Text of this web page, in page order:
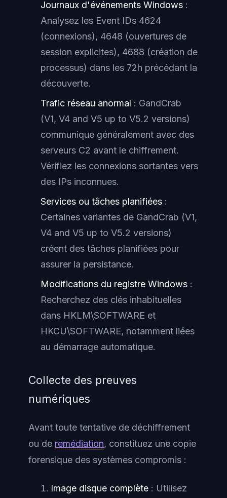
Journaux d'événements Windows :
Analysez les Event IDs 4624
(connexions), 4648 (ouvertures de
session explicites), 4688 (création de
processus) dans les 72h précédant la
découverte.
Trafic réseau anormal : GandCrab
(V1, V4 and V5 up to V5.2 versions)
communique généralement avec des
serveurs C2 avant le chiffrement.
Vérifiez les connexions sortantes vers
des IPs inconnues.
Services ou tâches planifiées :
Certaines variantes de GandCrab (V1,
V4 and V5 up to V5.2 versions)
créent des tâches planifiées pour
assurer la persistance.
Modifications du registre Windows :
Recherchez des clés inhabituelles
dans HKLM\SOFTWARE et
HKCU\SOFTWARE, notamment liées
au démarrage automatique.
Collecte des preuves
numériques
Avant toute tentative de déchiffrement
ou de remédiation, constituez une copie
forensique des systèmes compromis :
Image disque complète : Utilisez